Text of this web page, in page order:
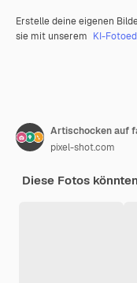
Erstelle deine eigenen
sie mit unserem KI-
Artischocken auf
pixel-shot.com
Diese Fotos